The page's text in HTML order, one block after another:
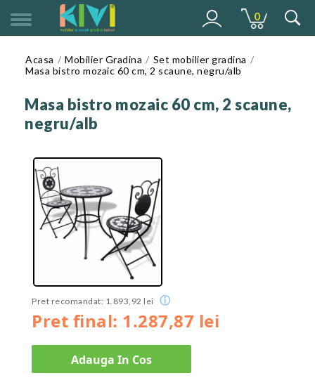
0
Acasa Mobilier Gradina
Set mobilier gradina
Masa bistro mozaic 60 cm, 2 scaune, negru/alb
Masa bistro mozaic 60 cm, 2 scaune,
negru/alb
Pret final: 1.287,87 lei
Pret recomandat: 1.893,92 lei ⓘ
Adauga In Cos